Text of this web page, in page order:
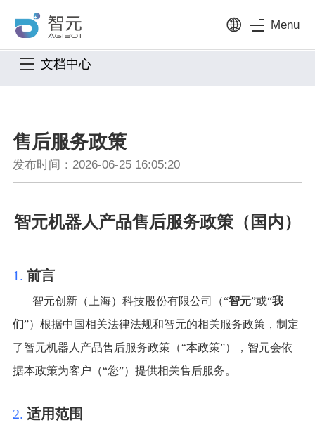
Menu
文档中心
售后服务政策
发布时间：2026-06-25 16:05:20
智元机器人产品售后服务政策（国内）
1. 前言
智元创新（上海）科技股份有限公司（“智元”或“我
们”）根据中国相关法律法规和智元的相关服务政策，制定
了智元机器人产品售后服务政策（“本政策”），智元会依
据本政策为客户（“您”）提供相关售后服务。
2. 适用范围